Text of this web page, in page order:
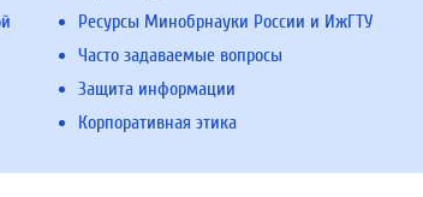
Ресурсы Минобрнауки России и ИжГТУ
Часто задаваемые вопросы
Защита информации
Корпоративная этика